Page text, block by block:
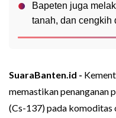
Bapeten juga
tanah, dan cengkih
SuaraBanten.id -
memastikan penanganan
(Cs-137) pada komoditas